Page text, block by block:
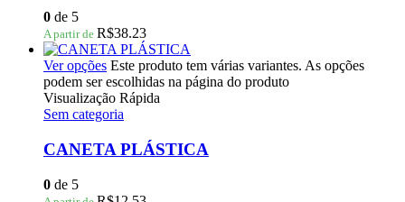
0 de 5
A partir de R$38.23
Ver opções Este produto tem várias variantes. As opções
podem ser escolhidas na página do produto
Visualização Rápida
Sem categoria
CANETA PLÁSTICA
0 de 5